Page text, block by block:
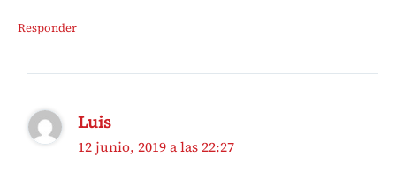
Responder
Luis
12 junio, 2019 a las 22:27